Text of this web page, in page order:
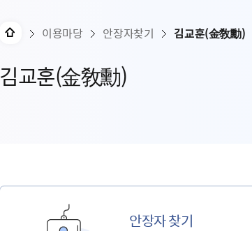
김교훈(金敎勳)
이용마당 안장자찾기 김교훈(金敎勳)
안장자 찾기